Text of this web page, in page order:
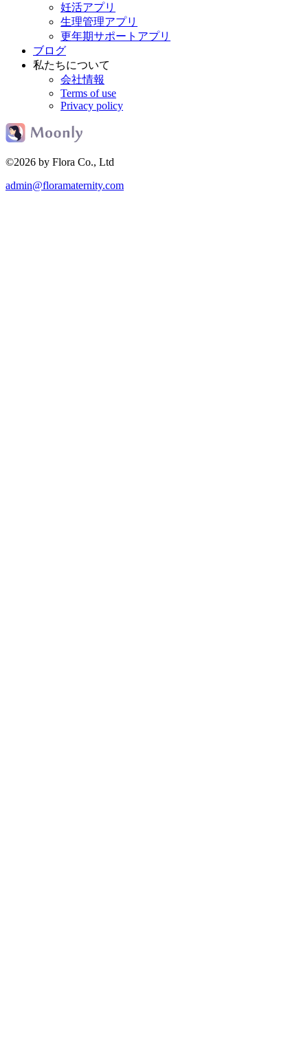
妊活アプリ
生理管理アプリ
更年期サポートアプリ
ブログ
私たちについて
会社情報
Terms of use
Privacy policy
©2026 by Flora Co., Ltd
admin@floramaternity.com